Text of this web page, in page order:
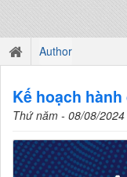
Author
Kế hoạch
Thứ năm - 08/08/